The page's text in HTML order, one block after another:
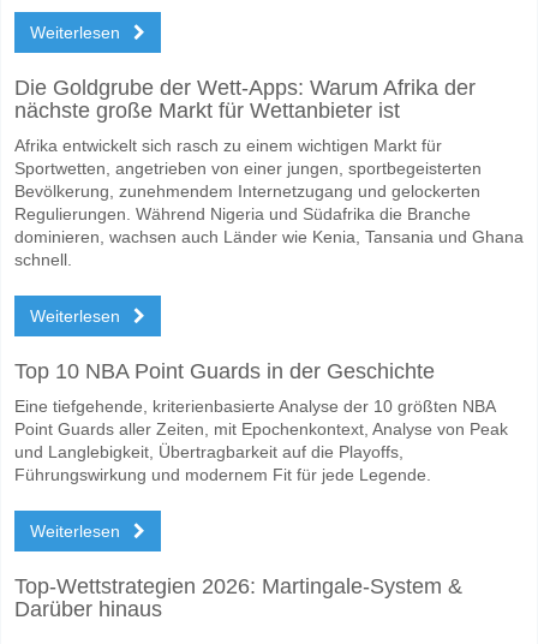
Ja für Beide Teams Erzielen, mit einem Prozentsatz von 61%.
Wofür ist die richtige Ergebnisprognose Gefle IF v
Auf der riskanten Seite, können Sie das Korrektes Ergebnis von
Weiterlesen
Die Goldgrube der Wett-Apps: Warum Afrika der
nächste große Markt für Wettanbieter ist
Afrika entwickelt sich rasch zu einem wichtigen Markt für
Sportwetten, angetrieben von einer jungen, sportbegeisterten
Bevölkerung, zunehmendem Internetzugang und gelockerten
Regulierungen. Während Nigeria und Südafrika die Branche
dominieren, wachsen auch Länder wie Kenia, Tansania und Ghana
schnell.
Weiterlesen
Top 10 NBA Point Guards in der Geschichte
Eine tiefgehende, kriterienbasierte Analyse der 10 größten NBA
Point Guards aller Zeiten, mit Epochenkontext, Analyse von Peak
und Langlebigkeit, Übertragbarkeit auf die Playoffs,
Führungswirkung und modernem Fit für jede Legende.
Weiterlesen
Top-Wettstrategien 2026: Martingale-System &
Darüber hinaus